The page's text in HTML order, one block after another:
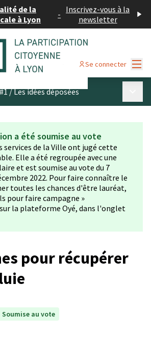
de la
à Lyon
- Inscrivez-vous à la
newsletter
Se connecter
/Les idées déposées
a été soumise au vote
services de la Ville ont jugé cette
Elle a été regroupée avec une
et est soumise au vote du 7
2022. Pour faire connaître le
toutes les chances d'être lauréat,
pour faire campagne »
la plateforme Oyé, dans l'onglet
pour récupérer
Soumise au vote